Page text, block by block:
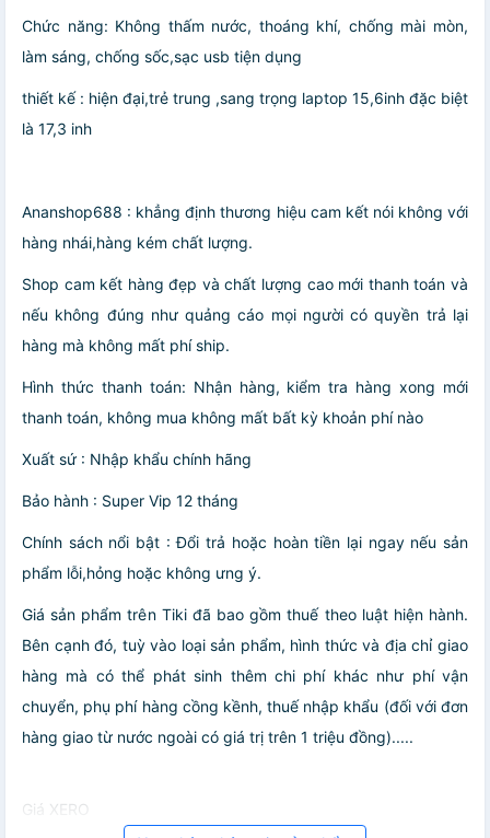
Chức năng: Không thấm nước, thoáng khí, chống mài mòn,
làm sáng, chống sốc,sạc usb tiện dụng
thiết kế : hiện đại,trẻ trung ,sang trọng laptop 15,6inh đặc biệt
là 17,3 inh
Ananshop688 : khẳng định thương hiệu cam kết nói không với
hàng nhái,hàng kém chất lượng.
Shop cam kết hàng đẹp và chất lượng cao mới thanh toán và
nếu không đúng như quảng cáo mọi người có quyền trả lại
hàng mà không mất phí ship.
Hình thức thanh toán: Nhận hàng, kiểm tra hàng xong mới
thanh toán, không mua không mất bất kỳ khoản phí nào
Xuất sứ : Nhập khẩu chính hãng
Bảo hành : Super Vip 12 tháng
Chính sách nổi bật : Đổi trả hoặc hoàn tiền lại ngay nếu sản
phẩm lỗi,hỏng hoặc không ưng ý.
Giá sản phẩm trên Tiki đã bao gồm thuế theo luật hiện hành.
Bên cạnh đó, tuỳ vào loại sản phẩm, hình thức và địa chỉ giao
hàng mà có thể phát sinh thêm chi phí khác như phí vận
chuyển, phụ phí hàng cồng kềnh, thuế nhập khẩu (đối với đơn
hàng giao từ nước ngoài có giá trị trên 1 triệu đồng).....
Giá XERO